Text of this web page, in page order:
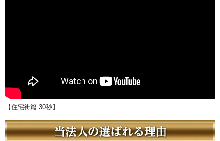
【住宅街篇 30秒】